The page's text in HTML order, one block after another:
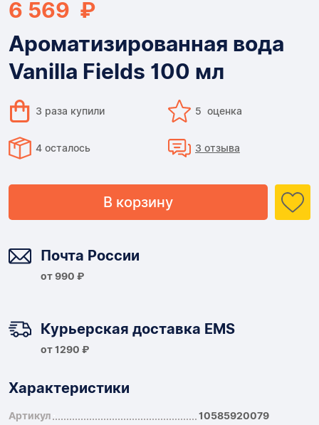
6 569 ₽
Ароматизированная вода
Vanilla Fields 100 мл
3 раза купили 5 оценка
4 осталось 3 отзыва
В корзину
Почта России
от 990 ₽
Курьерская доставка EMS
от 1290 ₽
Характеристики
Артикул 10585920079